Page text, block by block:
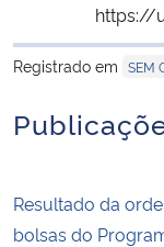
https://
Registrado em SEM
Resultado da
bolsas do